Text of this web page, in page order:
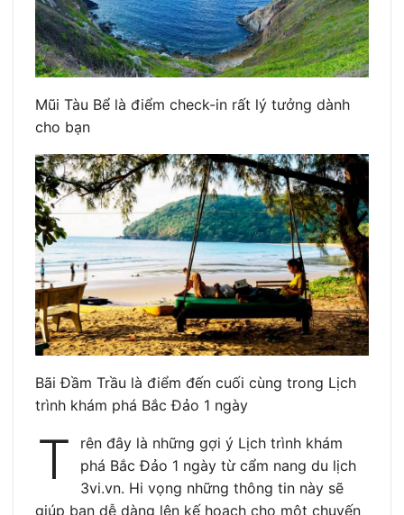
Mũi Tàu Bể là điểm check-in rất lý tưởng dành
cho bạn
Bãi Đầm Trầu là điểm đến cuối cùng trong Lịch
trình khám phá Bắc Đảo 1 ngày
T
rên đây là những gợi ý Lịch trình khám
phá Bắc Đảo 1 ngày từ cẩm nang du lịch
3vi.vn. Hi vọng những thông tin này sẽ
giúp bạn dễ dàng lên kế hoạch cho một chuyến